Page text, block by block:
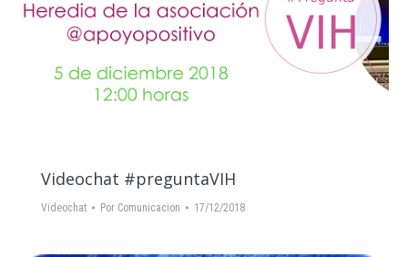
Videochat #preguntaVIH
Videochat Por Comunicacion 17/12/2018